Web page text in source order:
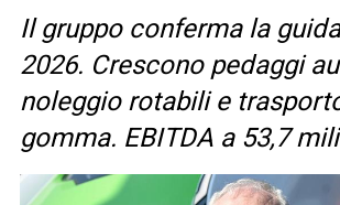
Il gruppo conferma la
2026. Crescono pedaggi
noleggio rotabili e
gomma. EBITDA a 53,7